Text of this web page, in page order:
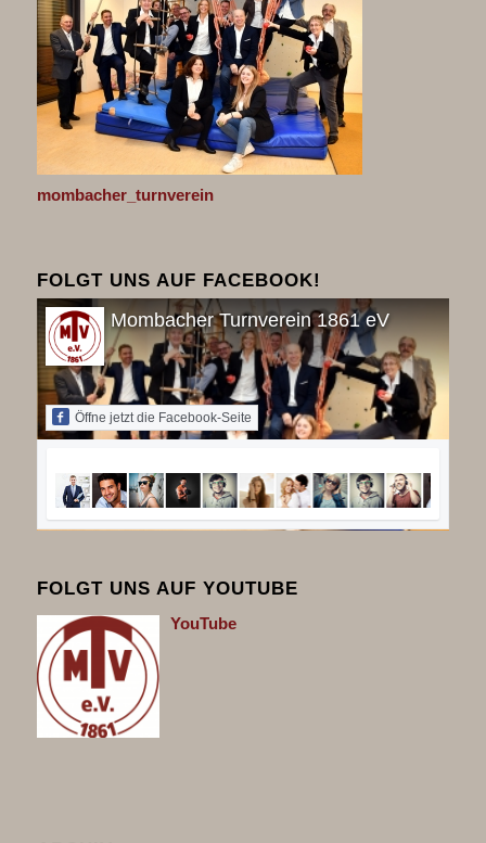
mombacher_turnverein
FOLGT UNS AUF FACEBOOK!
Mombacher Turnverein 1861 eV
Öffne jetzt die Facebook-Seite
FOLGT UNS AUF YOUTUBE
YouTube